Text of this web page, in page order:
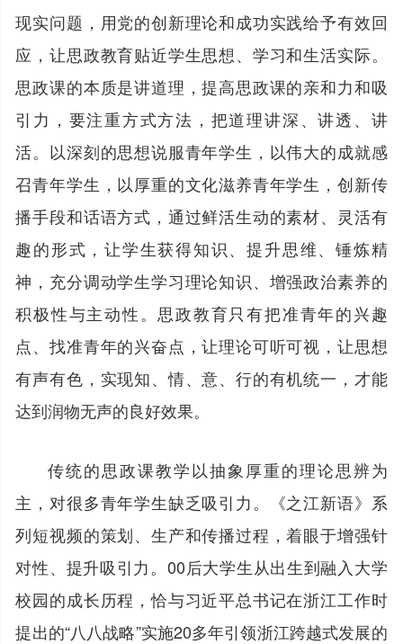
现实问题，用党的创新理论和成功实践给予有效回
应，让思政教育贴近学生思想、学习和生活实际。
思政课的本质是讲道理，提高思政课的亲和力和吸
引力，要注重方式方法，把道理讲深、讲透、讲
活。以深刻的思想说服青年学生，以伟大的成就感
召青年学生，以厚重的文化滋养青年学生，创新传
播手段和话语方式，通过鲜活生动的素材、灵活有
趣的形式，让学生获得知识、提升思维、锤炼精
神，充分调动学生学习理论知识、增强政治素养的
积极性与主动性。思政教育只有把准青年的兴趣
点、找准青年的兴奋点，让理论可听可视，让思想
有声有色，实现知、情、意、行的有机统一，才能
达到润物无声的良好效果。
传统的思政课教学以抽象厚重的理论思辨为
主，对很多青年学生缺乏吸引力。《之江新语》系
列短视频的策划、生产和传播过程，着眼于增强针
对性、提升吸引力。00后大学生从出生到融入大学
校园的成长历程，恰与习近平总书记在浙江工作时
提出的“八八战略”实施20多年引领浙江跨越式发展的